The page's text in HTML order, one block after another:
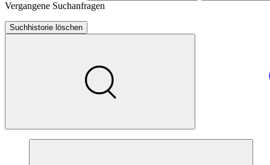
Vergangene Suchanfragen
Suchhistorie löschen